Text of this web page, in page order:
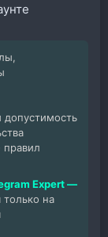
допустимость
Expert —
на